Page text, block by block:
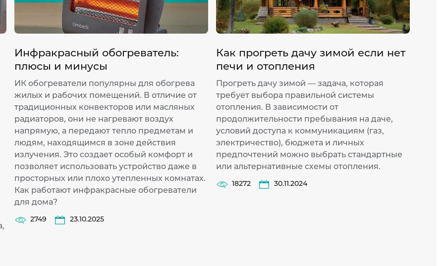
Инфракрасный обогреватель:
плюсы и минусы
ИК обогреватели популярны для обогрева
жилых и рабочих помещений. В отличие от
традиционных конвекторов или масляных
радиаторов, они не нагревают воздух
напрямую, а передают тепло предметам и
людям, находящимся в зоне действия
излучения. Это создает особый комфорт и
позволяет использовать устройство даже в
просторных или плохо утепленных комнатах.
Как работают инфракрасные обогреватели
для дома?
2749 23.10.2025
Как прогреть дачу зимой если нет
печи и отопления
Прогреть дачу зимой — задача, которая
требует выбора правильной системы
отопления. В зависимости от
продолжительности пребывания на даче,
условий доступа к коммуникациям (газ,
электричество), бюджета и личных
предпочтений можно выбрать стандартные
или альтернативные схемы отопления.
18272 30.11.2024